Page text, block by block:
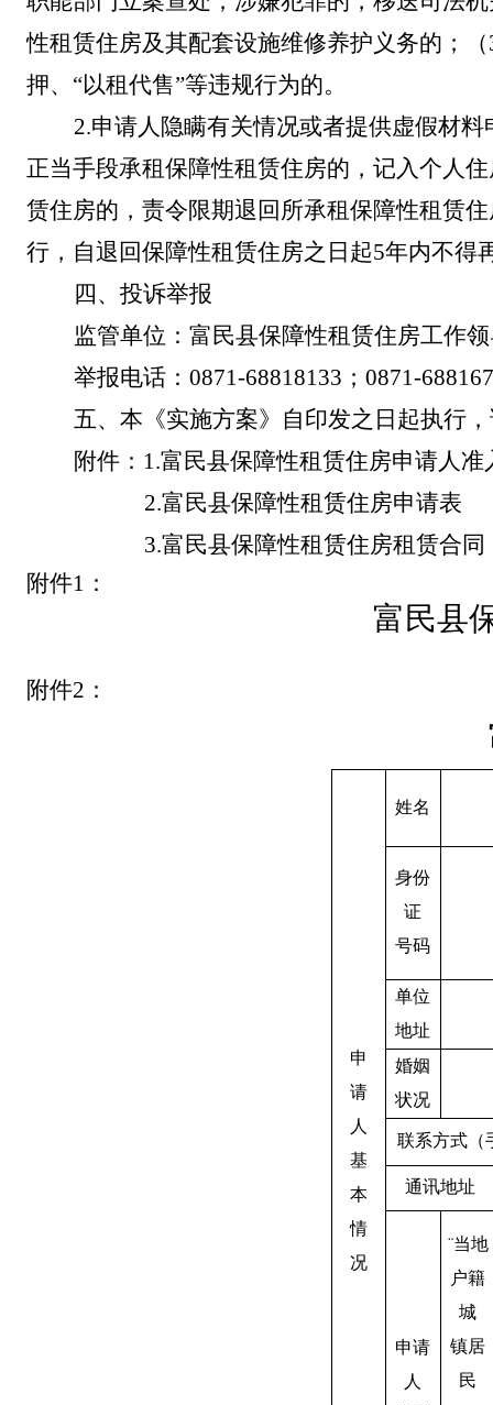
性租赁住房及其配套设施维修养护义务的；（
押、 “以租代售”等违规行为的。
2.申请人隐瞒有关情况或者提供虚假材
正当手段承租保障性租赁住房的，记入个人
赁住房的，责令限期退回所承租保障性租赁
行，自退回保障性租赁住房之日起5年内不得
四、投诉举报
监管单位：富民县保障性租赁住房工作
举报电话： 0871-68818133 ； 0871-
五、 本《实施方案》自印发之日起执行
附件 ： 1.富民县保障性租赁住房申请人准
2.富民县保障性租赁住房申请表
3.富民县保障性租赁住房租赁合同
附件1 ：
富民县
附件2 ：
申
请
人
基
本
情
况
姓名
身份
证
号码
单位
地址
婚姻
状况
联系方式（
通讯地址
申请
人
¨当地
户籍
城
镇居
民